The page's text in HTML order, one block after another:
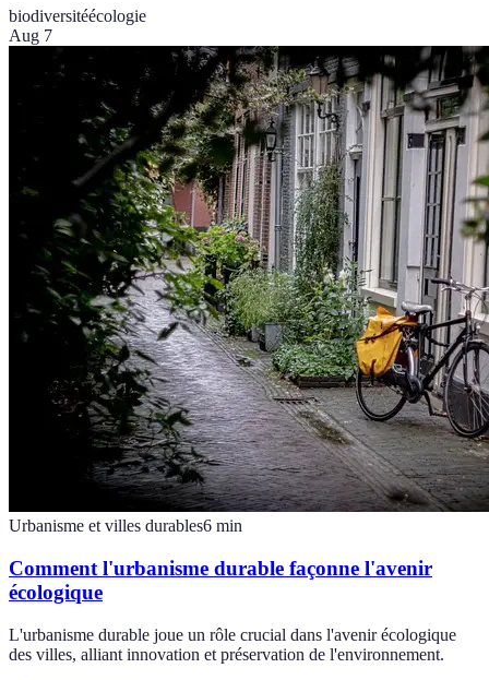
biodiversitéécologie
Aug 7
Urbanisme et villes durables6 min
Comment l'urbanisme durable façonne l'avenir
écologique
L'urbanisme durable joue un rôle crucial dans l'avenir écologique
des villes, alliant innovation et préservation de l'environnement.